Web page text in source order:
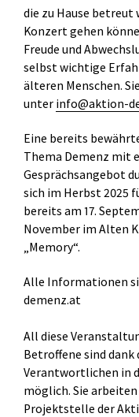
die zu Hause betreut
Konzert gehen
Freude und
selbst wichtige
älteren Menschen.
unter info@aktion-
Eine bereits
Thema Demenz mit
Gesprächsangebot
sich im Herbst 2025
bereits am 17.
November im Alten
„Memory“.
Alle Informationen
demenz.at
All diese
Betroffene sind
Verantwortlichen in
möglich. Sie
Projektstelle der